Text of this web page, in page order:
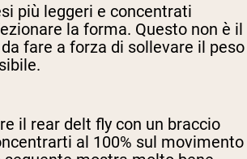
più leggeri e concentrati
la forma. Questo non è il
fare a forza di sollevare il peso
il rear delt fly con un braccio
al 100% sul movimento